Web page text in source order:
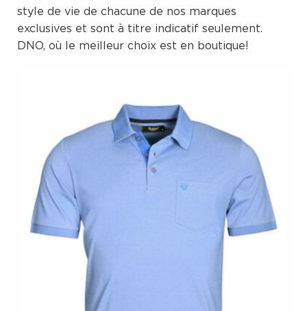
style de vie de chacune de nos marques
exclusives et sont à titre indicatif seulement.
DNO, où le meilleur choix est en boutique!